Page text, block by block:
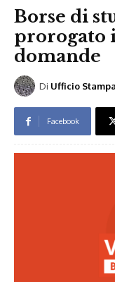
Borse di
prorogato
domande
Di Ufficio Stampa
Facebook